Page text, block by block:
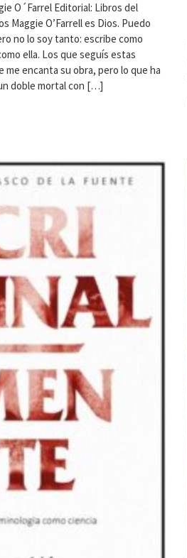
O´Farrel Editorial: Libros del
Maggie O’Farrell es Dios. Puedo
no lo soy tanto: escribe como
ella. Los que seguís estas
me encanta su obra, pero lo que ha
doble mortal con […]